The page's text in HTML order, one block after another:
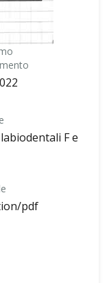
F e
pdf